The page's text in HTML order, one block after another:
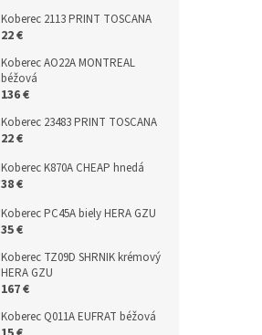
Koberec 2113 PRINT TOSCANA
22 €
Koberec AO22A MONTREAL
béžová
136 €
Koberec 23483 PRINT TOSCANA
22 €
Koberec K870A CHEAP hnedá
38 €
Koberec PC45A biely HERA GZU
35 €
Koberec TZ09D SHRNIK krémový
HERA GZU
167 €
Koberec Q011A EUFRAT béžová